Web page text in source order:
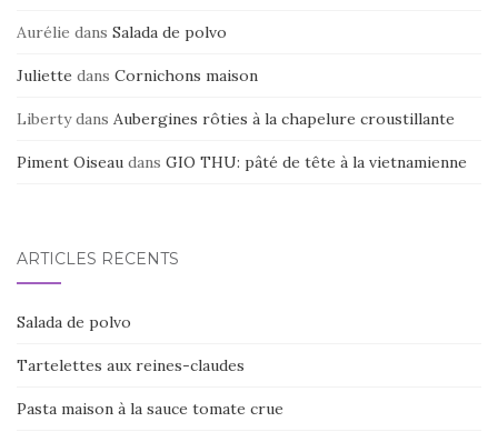
Aurélie dans Salada de polvo
Juliette dans Cornichons maison
Libertydans Aubergines rôties à la chapelure croustillante
Piment Oiseau dans GIO THU: pâté de tête à la vietnamienne
ARTICLES RÉCENTS
Salada de polvo
Tartelettes aux reines-claudes
Pasta maison à la sauce tomate crue